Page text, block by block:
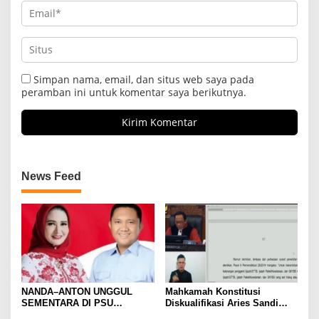
Simpan nama, email, dan situs web saya pada
peramban ini untuk komentar saya berikutnya.
News Feed
NANDA–ANTON UNGGUL
SEMENTARA DI PSU
Mahkamah Konstitusi
Diskualifikasi Aries Sandi